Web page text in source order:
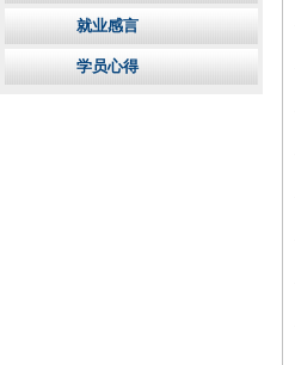
就业感言
学员心得